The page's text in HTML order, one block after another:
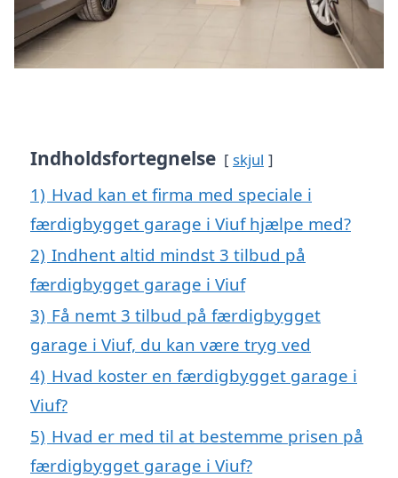
Indholdsfortegnelse skjul
1) Hvad kan et firma med speciale i
færdigbygget garage i Viuf hjælpe med?
2) Indhent altid mindst 3 tilbud på
færdigbygget garage i Viuf
3) Få nemt 3 tilbud på færdigbygget
garage i Viuf, du kan være tryg ved
4) Hvad koster en færdigbygget garage i
Viuf?
5) Hvad er med til at bestemme prisen på
færdigbygget garage i Viuf?